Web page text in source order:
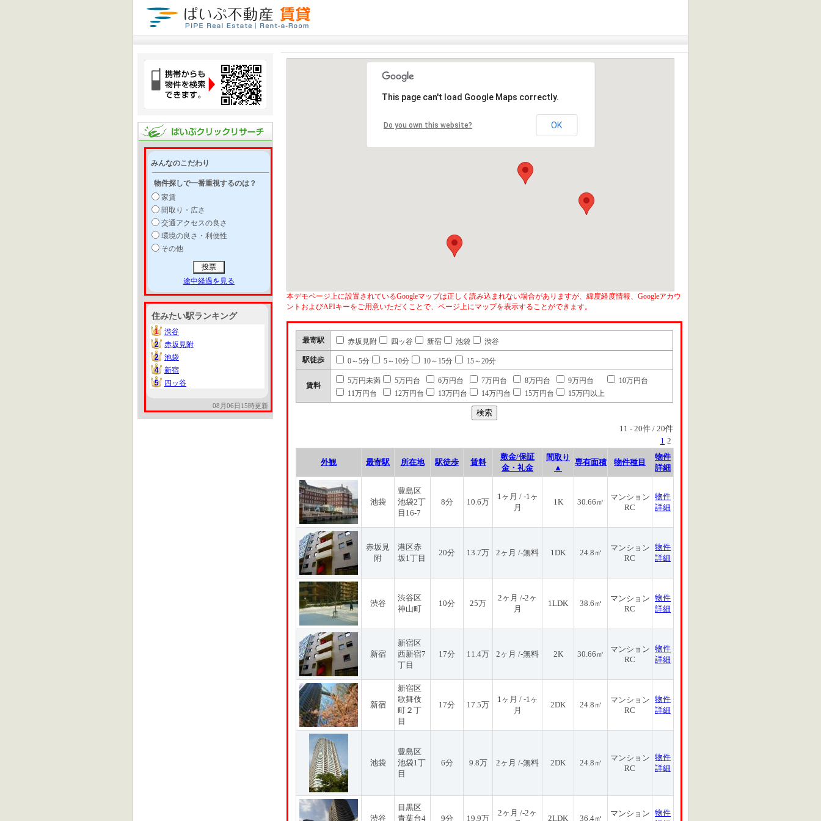
みんなのこだわり
物件探しで一番重視するのは？
家賃
間取り・広さ
交通アクセスの良さ
環境の良さ・利便性
その他
途中経過を見る
住みたい駅ランキング
1
1
渋谷
2
2
赤坂見附
2
2
池袋
4
4
新宿
5
5 四ッ谷
08月06日15時更新
This page can't load Google Maps correctly.
Do you own this website? OK
本デモページ上に設置されているGoogleマップは正しく読み込まれない場合がありますが、緯度経度情報、Googleアカウ
ントおよびAPIキーをご用意いただくことで、ページ上にマップを表示することができます。
最寄駅 赤坂見附 四ッ谷 新宿 池袋 渋谷
駅徒歩 0～5分 5～10分 10～15分 15～20分
賃料
5万円未満 5万円台 6万円台 7万円台 8万円台 9万円台
10万円台
11万円台
12万円台 13万円台 14万円台 15万円台 15万円以上
11 - 20件 / 20件
1 2
外観 最寄駅 所在地 駅徒歩 賃料
敷金/保証
金・礼金
間取り
▲
専有面積 物件種目
物件
詳細
池袋
豊島区
池袋2丁
目16-7
8分 10.6万
1ヶ月 / -1ヶ
月
1K 30.66㎡
マンション
RC
物件
詳細
赤坂見
附
港区赤
坂1丁目
20分 13.7万 2ヶ月 /-無料 1DK 24.8㎡
マンション
RC
物件
詳細
渋谷
渋谷区
神山町
10分 25万
2ヶ月 /-2ヶ
月
1LDK 38.6㎡
マンション
RC
物件
詳細
新宿
新宿区
西新宿7
丁目
17分 11.4万 2ヶ月 /-無料 2K 30.66㎡
マンション
RC
物件
詳細
新宿
新宿区
歌舞伎
町２丁
目
17分 17.5万
1ヶ月 / -1ヶ
月
2DK 24.8㎡
マンション
RC
物件
詳細
池袋
豊島区
池袋1丁
目
6分 9.8万 2ヶ月 /-無料 2DK 24.8㎡
マンション
RC
物件
詳細
渋谷
目黒区
青葉台4
9分 19.9万
2ヶ月 /-2ヶ
2LDK 36.4㎡
マンション 物件